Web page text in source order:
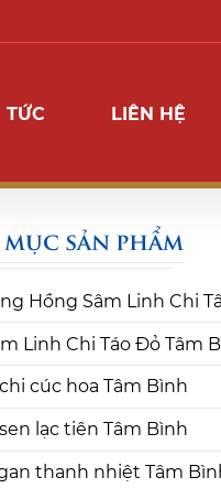
TỨC LIÊN HỆ
sản phẩm
Hồng Sâm Linh Chi
Linh Chi Táo Đỏ Tâm
cúc hoa Tâm Bình
lạc tiên Tâm Bình
thanh nhiệt Tâm